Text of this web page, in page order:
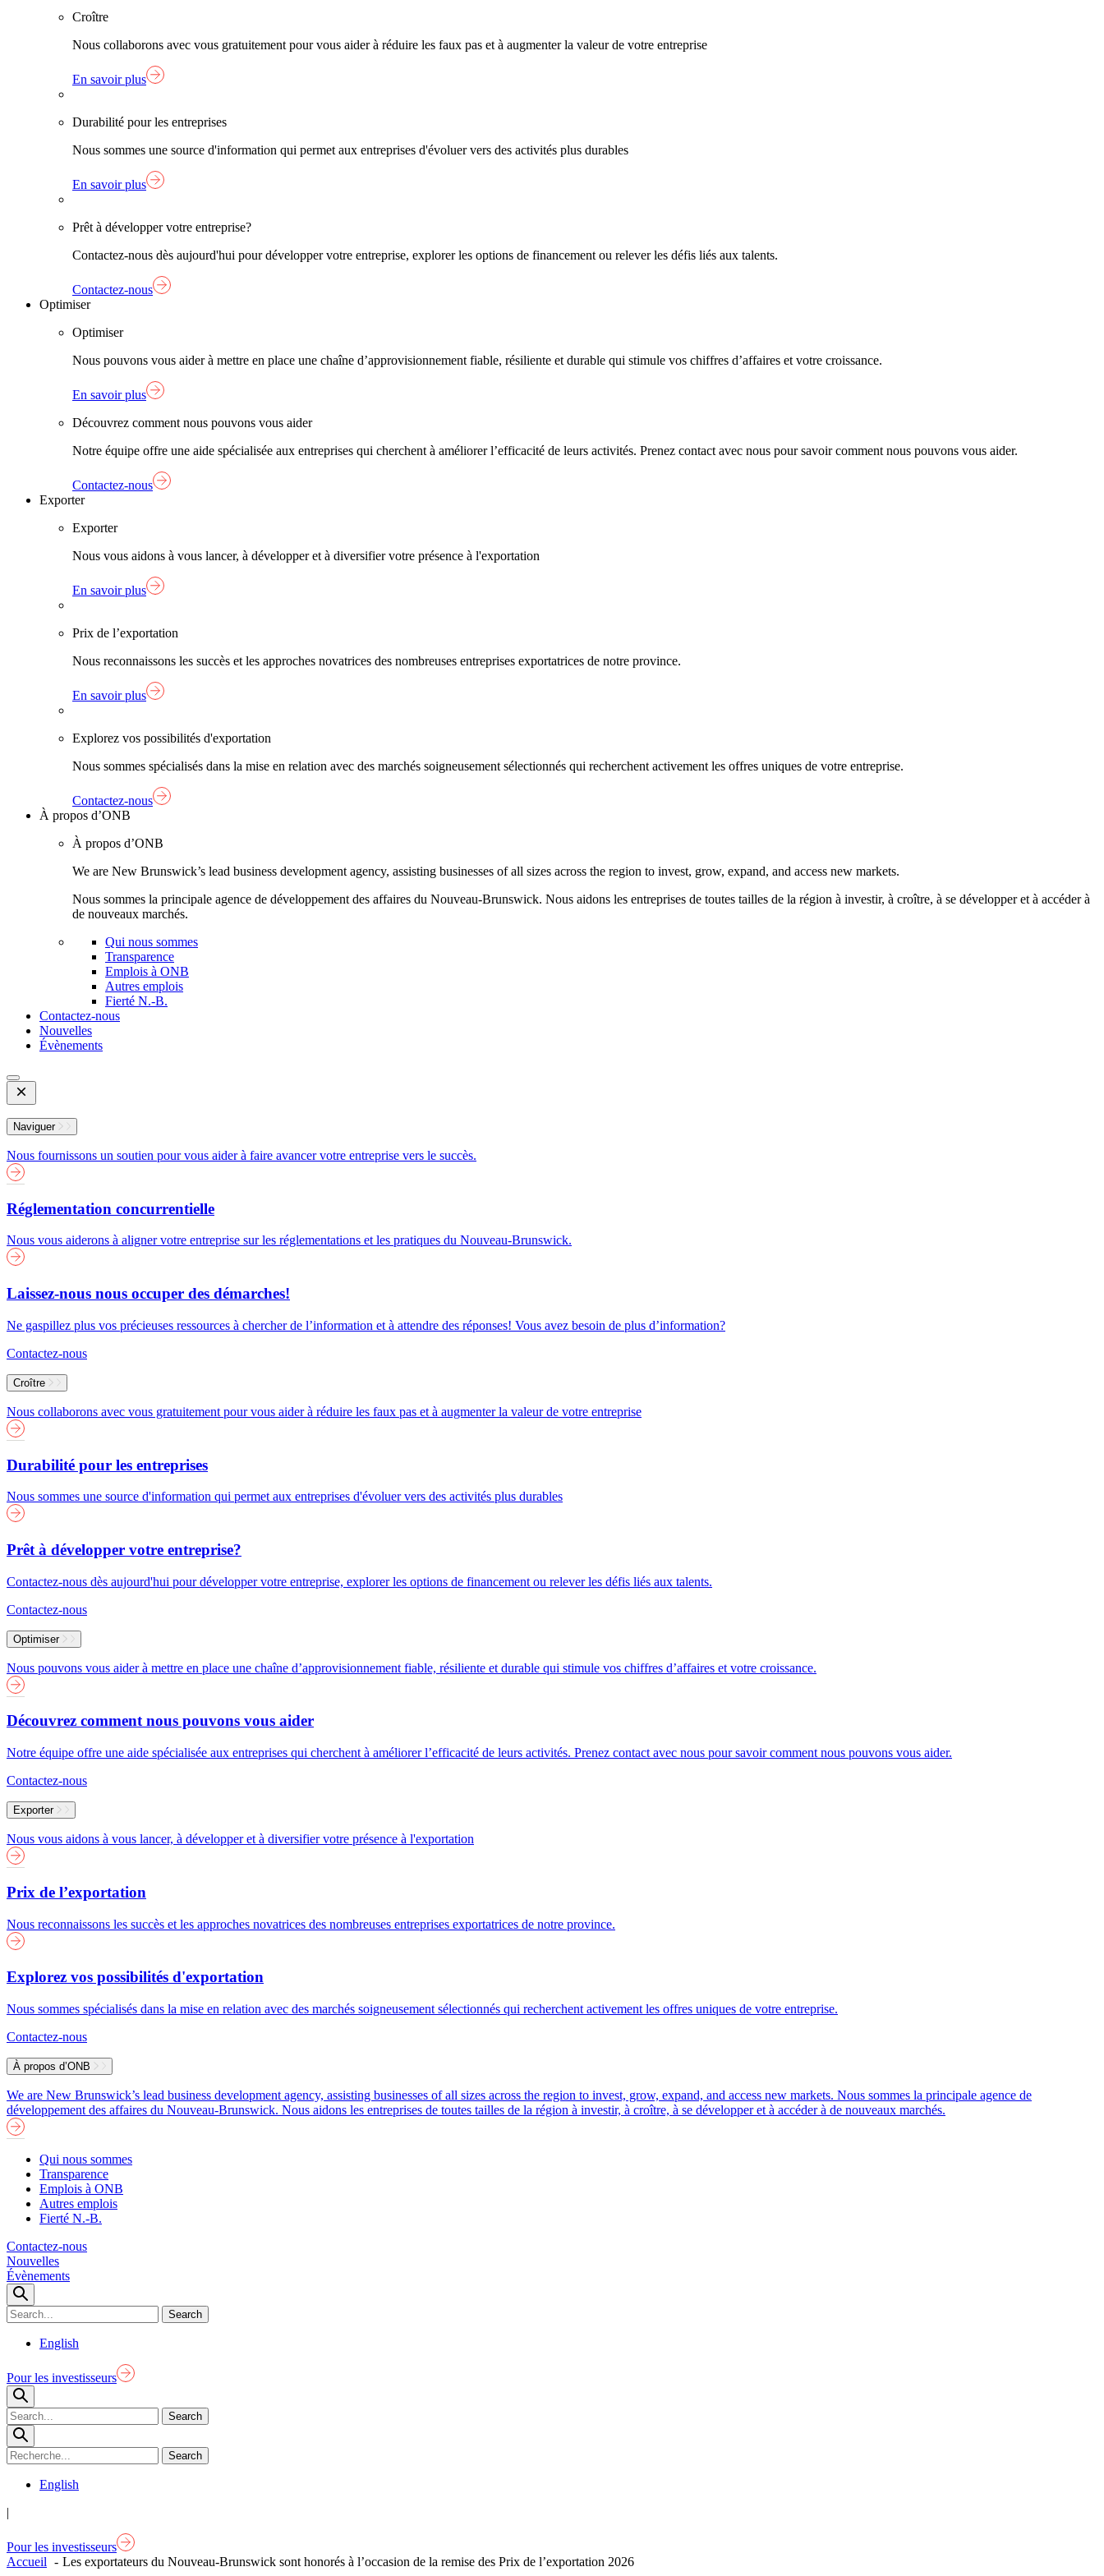
Croître
Nous collaborons avec vous gratuitement pour vous aider à réduire les faux pas et à augmenter la valeur de votre entreprise
En savoir plus
Durabilité pour les entreprises
Nous sommes une source d'information qui permet aux entreprises d'évoluer vers des activités plus durables
En savoir plus
Prêt à développer votre entreprise?
Contactez-nous dès aujourd'hui pour développer votre entreprise, explorer les options de financement ou relever les défis liés aux talents.
Contactez-nous
Optimiser
Optimiser
Nous pouvons vous aider à mettre en place une chaîne d’approvisionnement fiable, résiliente et durable qui stimule vos chiffres d’affaires et votre croissance.
En savoir plus
Découvrez comment nous pouvons vous aider
Notre équipe offre une aide spécialisée aux entreprises qui cherchent à améliorer l’efficacité de leurs activités. Prenez contact avec nous pour savoir comment nous pouvons vous aider.
Contactez-nous
Exporter
Exporter
Nous vous aidons à vous lancer, à développer et à diversifier votre présence à l'exportation
En savoir plus
Prix de l’exportation
Nous reconnaissons les succès et les approches novatrices des nombreuses entreprises exportatrices de notre province.
En savoir plus
Explorez vos possibilités d'exportation
Nous sommes spécialisés dans la mise en relation avec des marchés soigneusement sélectionnés qui recherchent activement les offres uniques de votre entreprise.
Contactez-nous
À propos d’ONB
À propos d’ONB
We are New Brunswick’s lead business development agency, assisting businesses of all sizes across the region to invest, grow, expand, and access new markets.
Nous sommes la principale agence de développement des affaires du Nouveau-Brunswick. Nous aidons les entreprises de toutes tailles de la région à investir, à croître, à se développer et à accéder à
de nouveaux marchés.
Qui nous sommes
Transparence
Emplois à ONB
Autres emplois
Fierté N.-B.
Contactez-nous
Nouvelles
Évènements
Open
Mobile
Menu
Naviguer
Nous fournissons un soutien pour vous aider à faire avancer votre entreprise vers le succès.
Réglementation concurrentielle
Nous vous aiderons à aligner votre entreprise sur les réglementations et les pratiques du Nouveau-Brunswick.
Laissez-nous nous occuper des démarches!
Ne gaspillez plus vos précieuses ressources à chercher de l’information et à attendre des réponses! Vous avez besoin de plus d’information?
Contactez-nous
Croître
Nous collaborons avec vous gratuitement pour vous aider à réduire les faux pas et à augmenter la valeur de votre entreprise
Durabilité pour les entreprises
Nous sommes une source d'information qui permet aux entreprises d'évoluer vers des activités plus durables
Prêt à développer votre entreprise?
Contactez-nous dès aujourd'hui pour développer votre entreprise, explorer les options de financement ou relever les défis liés aux talents.
Contactez-nous
Optimiser
Nous pouvons vous aider à mettre en place une chaîne d’approvisionnement fiable, résiliente et durable qui stimule vos chiffres d’affaires et votre croissance.
Découvrez comment nous pouvons vous aider
Notre équipe offre une aide spécialisée aux entreprises qui cherchent à améliorer l’efficacité de leurs activités. Prenez contact avec nous pour savoir comment nous pouvons vous aider.
Contactez-nous
Exporter
Nous vous aidons à vous lancer, à développer et à diversifier votre présence à l'exportation
Prix de l’exportation
Nous reconnaissons les succès et les approches novatrices des nombreuses entreprises exportatrices de notre province.
Explorez vos possibilités d'exportation
Nous sommes spécialisés dans la mise en relation avec des marchés soigneusement sélectionnés qui recherchent activement les offres uniques de votre entreprise.
Contactez-nous
À propos d’ONB
We are New Brunswick’s lead business development agency, assisting businesses of all sizes across the region to invest, grow, expand, and access new markets. Nous sommes la principale agence de
développement des affaires du Nouveau-Brunswick. Nous aidons les entreprises de toutes tailles de la région à investir, à croître, à se développer et à accéder à de nouveaux marchés.
Qui nous sommes
Transparence
Emplois à ONB
Autres emplois
Fierté N.-B.
Contactez-nous
Nouvelles
Évènements
English
Pour les investisseurs
English
|
Pour les investisseurs
Accueil
Les exportateurs du Nouveau-Brunswick sont honorés à l’occasion de la remise des Prix de l’exportation 2026